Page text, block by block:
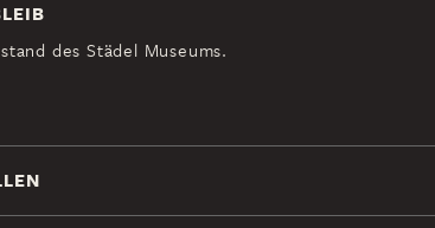
des Städel Museums.